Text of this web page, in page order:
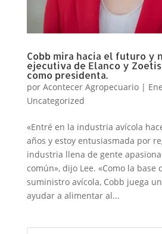
Cobb mira hacia el futuro y
ejecutiva de Elanco y
como presidenta.
por Acontecer Agropecuario|
Uncategorized
«Entré en la industria avícola
años y estoy entusiasmada por
industria llena de gente
común», dijo Lee. «Como la base
suministro avícola, Cobb juega
ayudar a alimentar al...